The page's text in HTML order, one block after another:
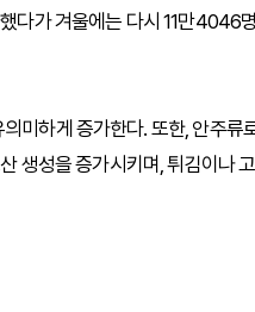
다가 겨울에는 다시 11만4046
미하게 증가한다. 또한, 안주류
생성을 증가시키며, 튀김이나